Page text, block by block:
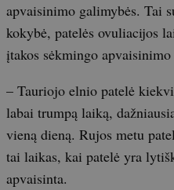
apvaisinimo galimybės. Tai
kokybė, patelės ovuliacijos
įtakos sėkmingo apvaisinimo
– Tauriojo elnio patelė
labai trumpą laiką,
vieną dieną. Rujos metu
tai laikas, kai patelė yra
apvaisinta.